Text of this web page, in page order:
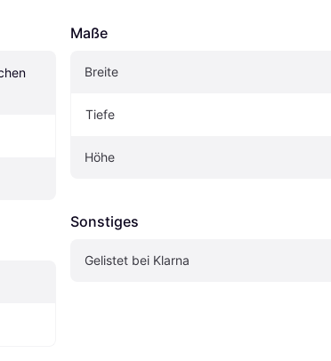
Maße
Breite
Tiefe
Höhe
Sonstiges
Gelistet bei Klarna